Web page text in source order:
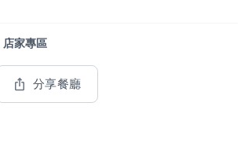
店家專區
分享餐廳